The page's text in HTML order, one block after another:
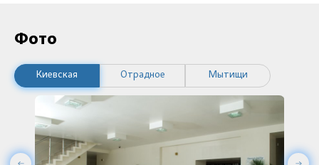
Фото
Киевская Отрадное Мытищи